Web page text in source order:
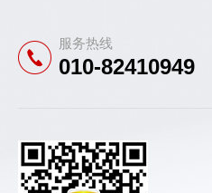
服务热线
010-82410949